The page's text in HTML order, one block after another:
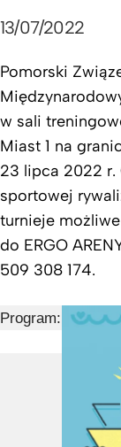
13/07/2022
Pomorski
w sali
Miast 1 na
23 lipca 2022 r.
sportowej
turnieje
do ERGO
509 308 174.
Program: